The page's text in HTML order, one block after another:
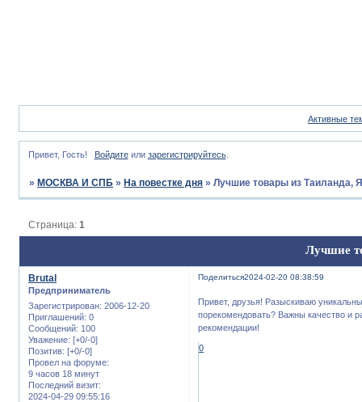
Активные
Привет, Гость! Войдитеили зарегистрируйтесь.
» МОСКВА И СПБ » На повестке дня »Лучшие товары из Таиланда,
Лучшие
Страница:1
Поделиться2024-02-20 08:38:59
Brutal
Предприниматель
Зарегистрирован: 2006-12-20
Приглашений: 0
Сообщений: 100
Уважение: [+0/-0]
Позитив: [+0/-0]
Провел на форуме:
9 часов 18 минут
Последний визит:
2024-04-29 09:55:16
Привет, друзья! Разыскиваю
порекомендовать? Важны качество и
рекомендации!
0